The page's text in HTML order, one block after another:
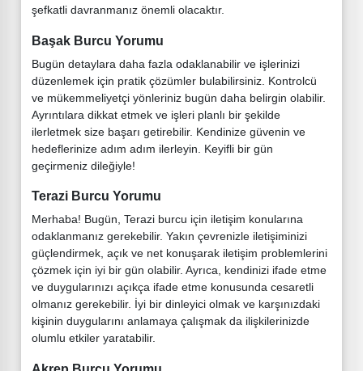
şefkatli davranmanız önemli olacaktır.
Başak Burcu Yorumu
Bugün detaylara daha fazla odaklanabilir ve işlerinizi
düzenlemek için pratik çözümler bulabilirsiniz. Kontrolcü
ve mükemmeliyetçi yönleriniz bugün daha belirgin olabilir.
Ayrıntılara dikkat etmek ve işleri planlı bir şekilde
ilerletmek size başarı getirebilir. Kendinize güvenin ve
hedeflerinize adım adım ilerleyin. Keyifli bir gün
geçirmeniz dileğiyle!
Terazi Burcu Yorumu
Merhaba! Bugün, Terazi burcu için iletişim konularına
odaklanmanız gerekebilir. Yakın çevrenizle iletişiminizi
güçlendirmek, açık ve net konuşarak iletişim problemlerini
çözmek için iyi bir gün olabilir. Ayrıca, kendinizi ifade etme
ve duygularınızı açıkça ifade etme konusunda cesaretli
olmanız gerekebilir. İyi bir dinleyici olmak ve karşınızdaki
kişinin duygularını anlamaya çalışmak da ilişkilerinizde
olumlu etkiler yaratabilir.